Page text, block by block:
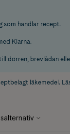
som handlar recept.
Klarna.
dörren, brevlådan
läkemedel.